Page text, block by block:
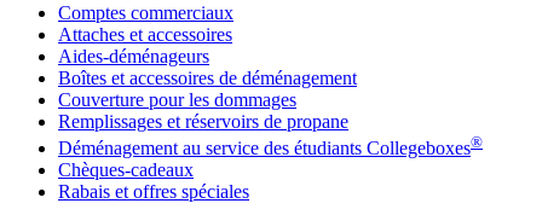
Comptes commerciaux
Attaches et accessoires
Aides-déménageurs
Boîtes et accessoires de déménagement
Couverture pour les dommages
Remplissages et réservoirs de propane
Déménagement au service des étudiants Collegeboxes®
Chèques-cadeaux
Rabais et offres spéciales